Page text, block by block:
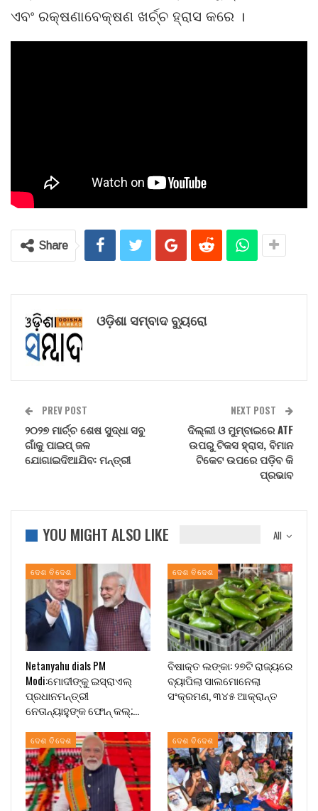
ଏବଂ ରକ୍ଷଣାବେକ୍ଷଣ ଖର୍ଚ୍ଚ ହ୍ରାସ କରେ ।
Share
ଓଡ଼ିଶା ସମ୍ବାଦ ବ୍ୟୁରୋ
PREV POST
୨୦୨୭ ମାର୍ଚ୍ଚ ଶେଷ ସୁଦ୍ଧା ସବୁ
ଗାଁକୁ ପାଇପ୍ ଜଳ
ଯୋଗାଇଦିଆଯିବ: ମନ୍ତ୍ରୀ
NEXT POST
ଦିଲ୍ଲୀ ଓ ମୁମ୍ବାଇରେ ATF
ଉପରୁ ଟିକସ ହ୍ରାସ, ବିମାନ
ଟିକେଟ ଉପରେ ପଡ଼ିବ କି
ପ୍ରଭାବ
All
YOU MIGHT ALSO LIKE
ଦେଶ ବିଦେଶ
Netanyahu dials PM
Modi:ମୋଦୀଙ୍କୁ ଇସ୍ରାଏଲ୍
ପ୍ରଧାନମନ୍ତ୍ରୀ
ନେତାନ୍ୟାହୁଙ୍କ ଫୋନ୍ କଲ୍;…
ଦେଶ ବିଦେଶ
ବିଷାକ୍ତ ଲଙ୍କା: ୨୭ଟି ରାଜ୍ୟରେ
ବ୍ୟାପିଲା ସାଲମୋନେଲା
ସଂକ୍ରମଣ, ୩୪୫ ଆକ୍ରାନ୍ତ
ଦେଶ ବିଦେଶ ଦେଶ ବିଦେଶ